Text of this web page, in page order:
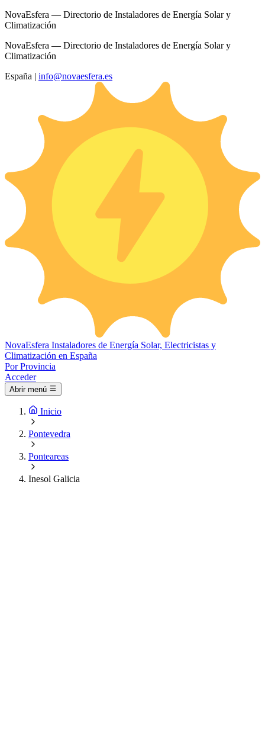
NovaEsfera — Directorio de Instaladores de Energía Solar y
Climatización
NovaEsfera — Directorio de Instaladores de Energía Solar y
Climatización
España | info@novaesfera.es
NovaEsfera Instaladores de Energía Solar, Electricistas y
Climatización en España
Por Provincia
Acceder
Abrir menú
Inicio
Pontevedra
Ponteareas
Inesol Galicia